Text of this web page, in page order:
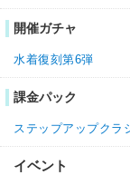
開催ガチャ
水着復刻第6弾
課金パック
ステップアップクラ
イベント